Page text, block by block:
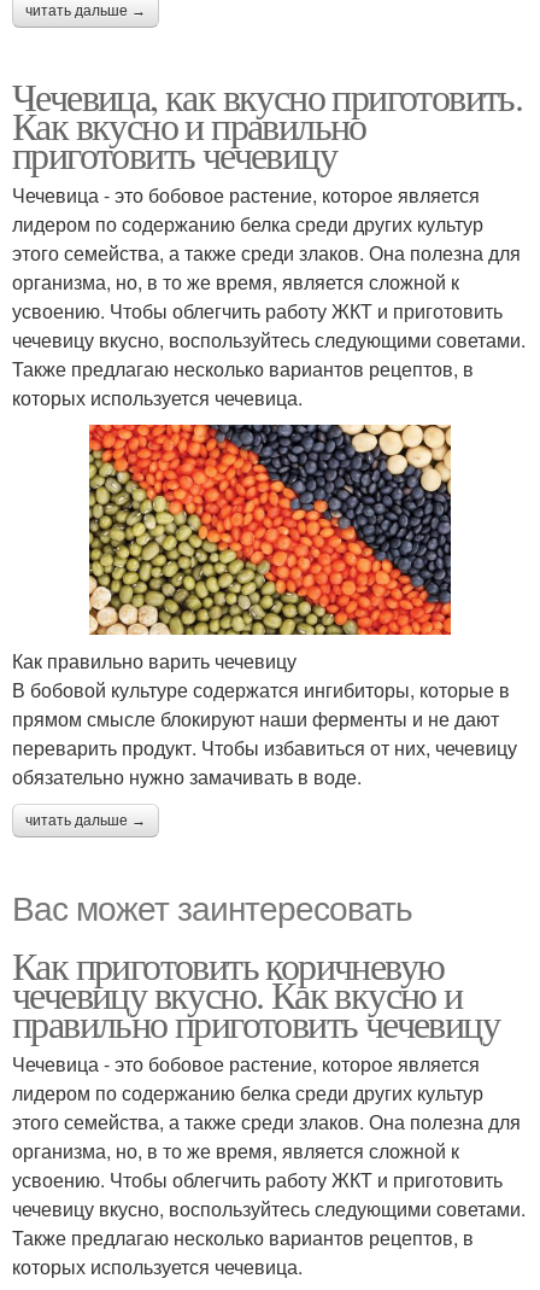
читать дальше →
Чечевица, как вкусно приготовить.
Как вкусно и правильно
приготовить чечевицу
Чечевица - это бобовое растение, которое является
лидером по содержанию белка среди других культур
этого семейства, а также среди злаков. Она полезна для
организма, но, в то же время, является сложной к
усвоению. Чтобы облегчить работу ЖКТ и приготовить
чечевицу вкусно, воспользуйтесь следующими советами.
Также предлагаю несколько вариантов рецептов, в
которых используется чечевица.
Как правильно варить чечевицу
В бобовой культуре содержатся ингибиторы, которые в
прямом смысле блокируют наши ферменты и не дают
переварить продукт. Чтобы избавиться от них, чечевицу
обязательно нужно замачивать в воде.
читать дальше →
Вас может заинтересовать
Как приготовить коричневую
чечевицу вкусно. Как вкусно и
правильно приготовить чечевицу
Чечевица - это бобовое растение, которое является
лидером по содержанию белка среди других культур
этого семейства, а также среди злаков. Она полезна для
организма, но, в то же время, является сложной к
усвоению. Чтобы облегчить работу ЖКТ и приготовить
чечевицу вкусно, воспользуйтесь следующими советами.
Также предлагаю несколько вариантов рецептов, в
которых используется чечевица.